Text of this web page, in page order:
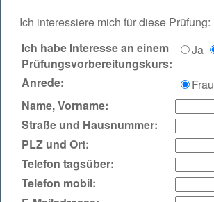
Ich interessiere mich für diese Prüfung:
Ich habe Interesse an einem
Prüfungsvorbereitungskurs:
Ja
Anrede: Frau
Name, Vorname:
Straße und Hausnummer:
PLZ und Ort:
Telefon tagsüber:
Telefon mobil: